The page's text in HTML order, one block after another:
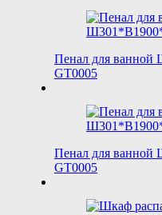
Пенал для ванной
GT0005
Пенал для ванной
GT0005